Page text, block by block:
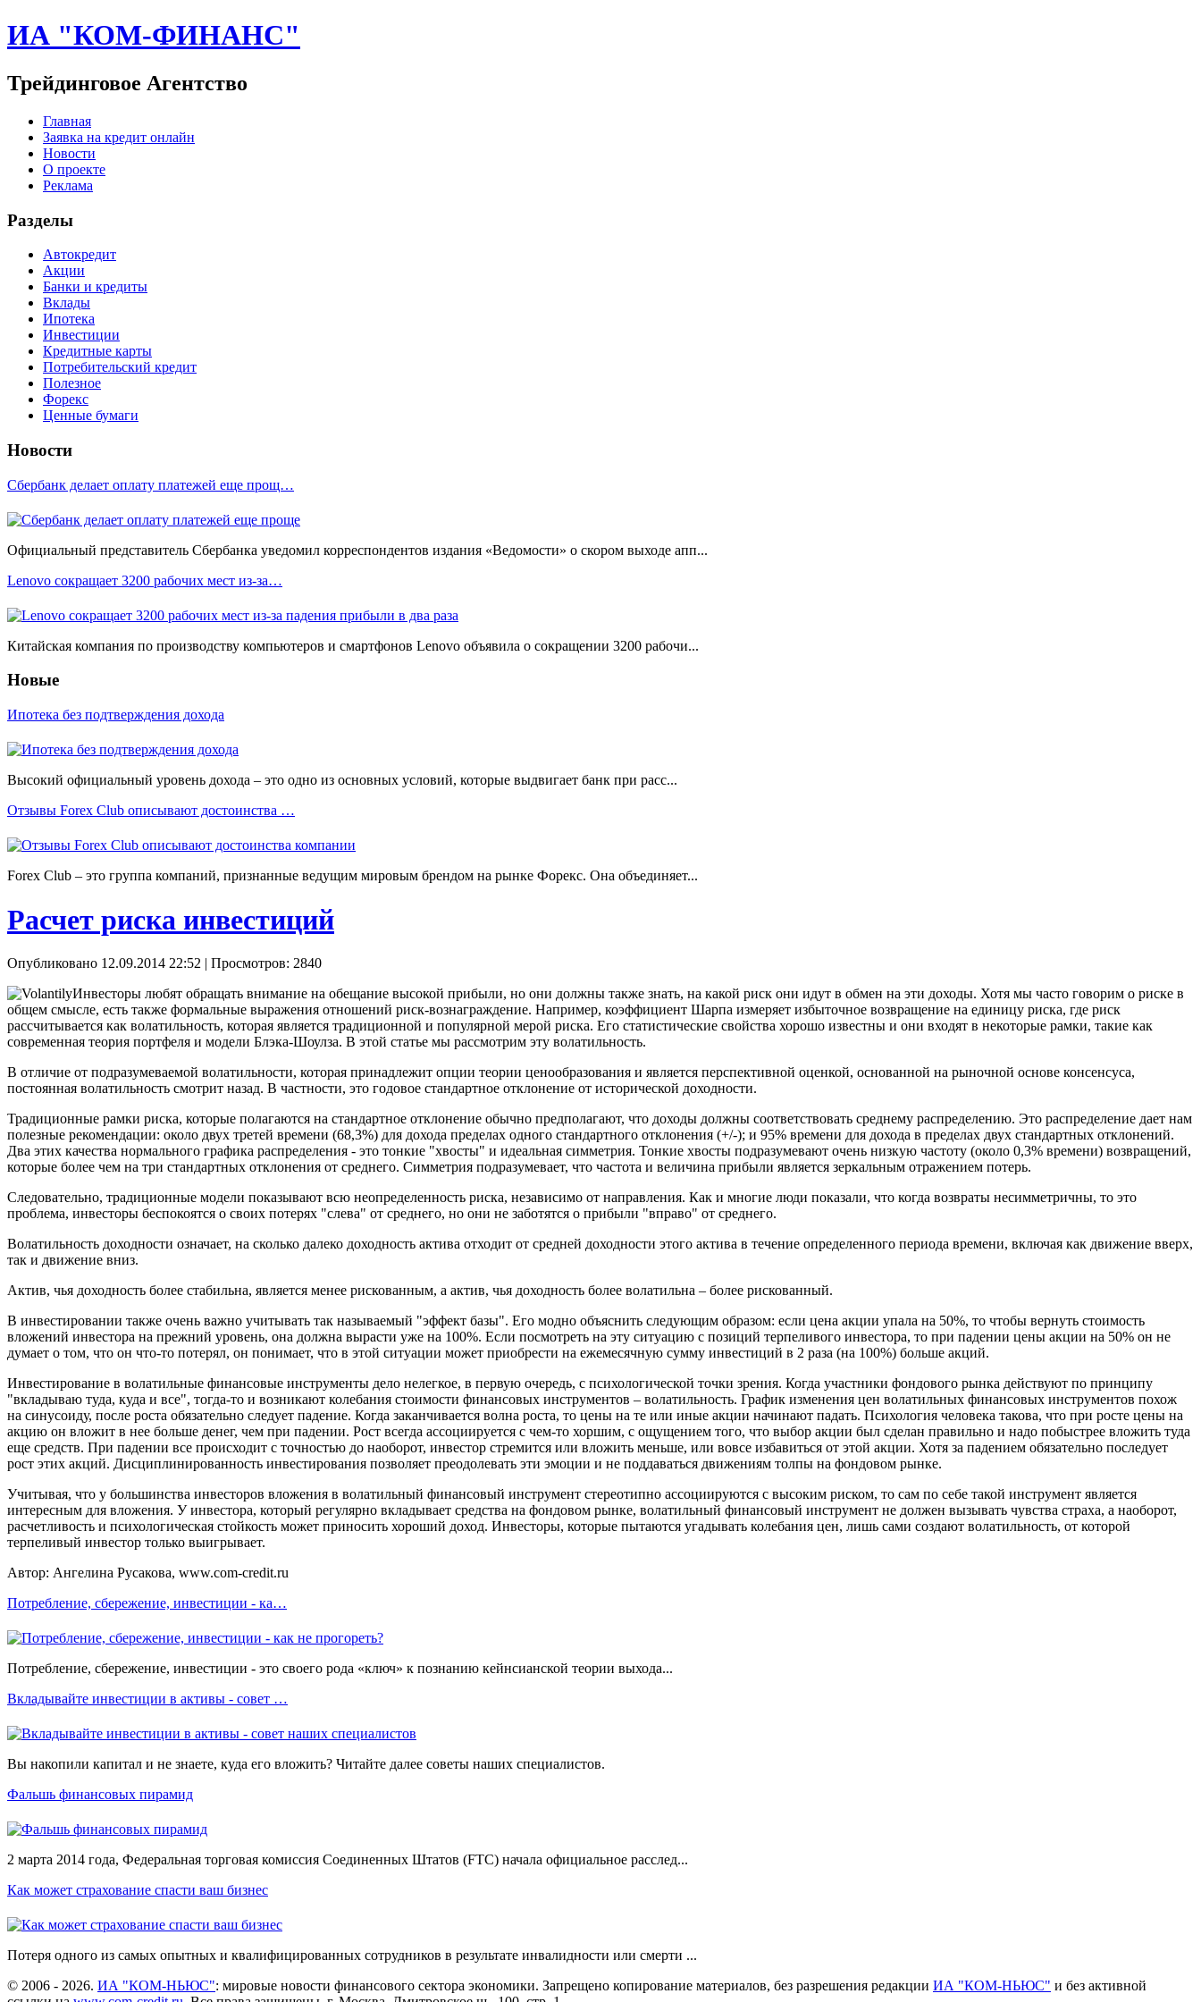
ИА "КОМ-ФИНАНС"
Трейдинговое Агентство
Главная
Заявка на кредит онлайн
Новости
О проекте
Реклама
Разделы
Автокредит
Акции
Банки и кредиты
Вклады
Ипотека
Инвестиции
Кредитные карты
Потребительский кредит
Полезное
Форекс
Ценные бумаги
Новости
Сбербанк делает оплату платежей еще прощ…
Официальный представитель Сбербанка уведомил корреспондентов издания «Ведомости» о скором выходе апп...
Lenovo сокращает 3200 рабочих мест из-за…
Китайская компания по производству компьютеров и смартфонов Lenovo объявила о сокращении 3200 рабочи...
Новые
Ипотека без подтверждения дохода
Высокий официальный уровень дохода – это одно из основных условий, которые выдвигает банк при расс...
Отзывы Forex Сlub описывают достоинства …
Forex Сlub – это группа компаний, признанные ведущим мировым брендом на рынке Форекс. Она объединяет...
Расчет риска инвестиций
Опубликовано 12.09.2014 22:52 | Просмотров: 2840
Инвесторы любят обращать внимание на обещание высокой прибыли, но они должны также знать, на какой риск они идут в обмен на эти доходы. Хотя мы часто говорим о риске в
общем смысле, есть также формальные выражения отношений риск-вознаграждение. Например, коэффициент Шарпа измеряет избыточное возвращение на единицу риска, где риск
рассчитывается как волатильность, которая является традиционной и популярной мерой риска. Его статистические свойства хорошо известны и они входят в некоторые рамки, такие как
современная теория портфеля и модели Блэка-Шоулза. В этой статье мы рассмотрим эту волатильность.
В отличие от подразумеваемой волатильности, которая принадлежит опции теории ценообразования и является перспективной оценкой, основанной на рыночной основе консенсуса,
постоянная волатильность смотрит назад. В частности, это годовое стандартное отклонение от исторической доходности.
Традиционные рамки риска, которые полагаются на стандартное отклонение обычно предполагают, что доходы должны соответствовать среднему распределению. Это распределение дает нам
полезные рекомендации: около двух третей времени (68,3%) для дохода пределах одного стандартного отклонения (+/-); и 95% времени для дохода в пределах двух стандартных отклонений.
Два этих качества нормального графика распределения - это тонкие "хвосты" и идеальная симметрия. Тонкие хвосты подразумевают очень низкую частоту (около 0,3% времени) возвращений,
которые более чем на три стандартных отклонения от среднего. Симметрия подразумевает, что частота и величина прибыли является зеркальным отражением потерь.
Следовательно, традиционные модели показывают всю неопределенность риска, независимо от направления. Как и многие люди показали, что когда возвраты несимметричны, то это
проблема, инвесторы беспокоятся о своих потерях "слева" от среднего, но они не заботятся о прибыли "вправо" от среднего.
Волатильность доходности означает, на сколько далеко доходность актива отходит от средней доходности этого актива в течение определенного периода времени, включая как движение вверх,
так и движение вниз.
Актив, чья доходность более стабильна, является менее рискованным, а актив, чья доходность более волатильна – более рискованный.
В инвестировании также очень важно учитывать так называемый "эффект базы". Его модно объяснить следующим образом: если цена акции упала на 50%, то чтобы вернуть стоимость
вложений инвестора на прежний уровень, она должна вырасти уже на 100%. Если посмотреть на эту ситуацию с позиций терпеливого инвестора, то при падении цены акции на 50% он не
думает о том, что он что-то потерял, он понимает, что в этой ситуации может приобрести на ежемесячную сумму инвестиций в 2 раза (на 100%) больше акций.
Инвестирование в волатильные финансовые инструменты дело нелегкое, в первую очередь, с психологической точки зрения. Когда участники фондового рынка действуют по принципу
"вкладываю туда, куда и все", тогда-то и возникают колебания стоимости финансовых инструментов – волатильность. График изменения цен волатильных финансовых инструментов похож
на синусоиду, после роста обязательно следует падение. Когда заканчивается волна роста, то цены на те или иные акции начинают падать. Психология человека такова, что при росте цены на
акцию он вложит в нее больше денег, чем при падении. Рост всегда ассоциируется с чем-то хоршим, с ощущением того, что выбор акции был сделан правильно и надо побыстрее вложить туда
еще средств. При падении все происходит с точностью до наоборот, инвестор стремится или вложить меньше, или вовсе избавиться от этой акции. Хотя за падением обязательно последует
рост этих акций. Дисциплинированность инвестирования позволяет преодолевать эти эмоции и не поддаваться движениям толпы на фондовом рынке.
Учитывая, что у большинства инвесторов вложения в волатильный финансовый инструмент стереотипно ассоциируются с высоким риском, то сам по себе такой инструмент является
интересным для вложения. У инвестора, который регулярно вкладывает средства на фондовом рынке, волатильный финансовый инструмент не должен вызывать чувства страха, а наоборот,
расчетливость и психологическая стойкость может приносить хороший доход. Инвесторы, которые пытаются угадывать колебания цен, лишь сами создают волатильность, от которой
терпеливый инвестор только выигрывает.
Автор: Ангелина Русакова, www.com-credit.ru
Потребление, сбережение, инвестиции - ка…
Потребление, сбережение, инвестиции - это своего рода «ключ» к познанию кейнсианской теории выхода...
Вкладывайте инвестиции в активы - совет …
Вы накопили капитал и не знаете, куда его вложить? Читайте далее советы наших специалистов.
Фальшь финансовых пирамид
2 марта 2014 года, Федеральная торговая комиссия Соединенных Штатов (FTC) начала официальное расслед...
Как может страхование спасти ваш бизнес
Потеря одного из самых опытных и квалифицированных сотрудников в результате инвалидности или смерти ...
© 2006 - 2026. ИА "КОМ-НЬЮС": мировые новости финансового сектора экономики. Запрещено копирование материалов, без разрешения редакции ИА "КОМ-НЬЮС" и без активной